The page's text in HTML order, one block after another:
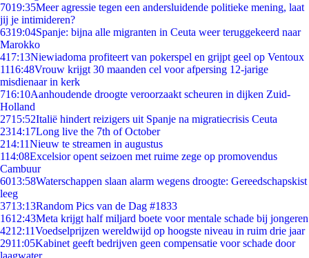
7019:35Meer agressie tegen een andersluidende politieke mening, laat
jij je intimideren?
6319:04Spanje: bijna alle migranten in Ceuta weer teruggekeerd naar
Marokko
417:13Niewiadoma profiteert van pokerspel en grijpt geel op Ventoux
1116:48Vrouw krijgt 30 maanden cel voor afpersing 12-jarige
misdienaar in kerk
716:10Aanhoudende droogte veroorzaakt scheuren in dijken Zuid-
Holland
2715:52Italië hindert reizigers uit Spanje na migratiecrisis Ceuta
2314:17Long live the 7th of October
214:11Nieuw te streamen in augustus
114:08Excelsior opent seizoen met ruime zege op promovendus
Cambuur
6013:58Waterschappen slaan alarm wegens droogte: Gereedschapskist
leeg
3713:13Random Pics van de Dag #1833
1612:43Meta krijgt half miljard boete voor mentale schade bij jongeren
4212:11Voedselprijzen wereldwijd op hoogste niveau in ruim drie jaar
2911:05Kabinet geeft bedrijven geen compensatie voor schade door
laagwater